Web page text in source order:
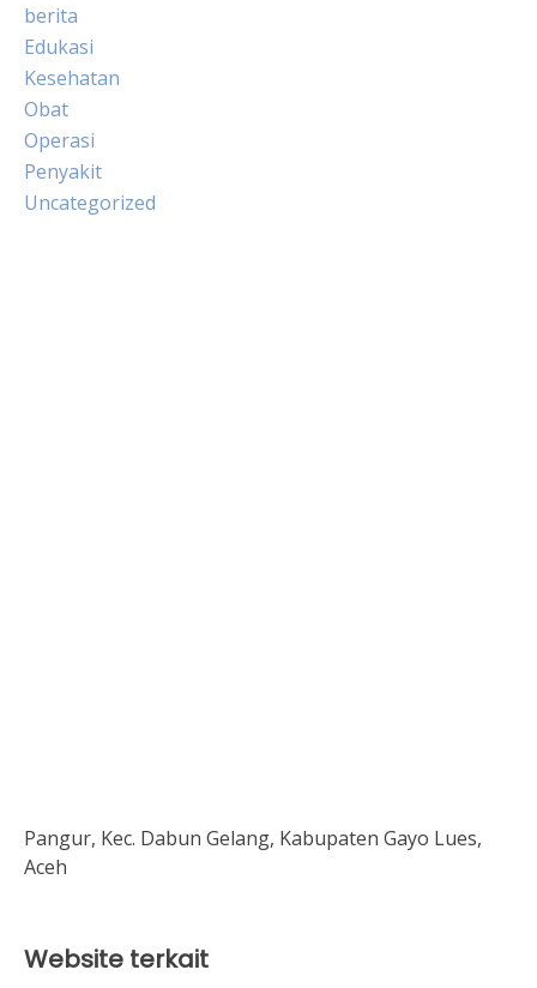
berita
Edukasi
Kesehatan
Obat
Operasi
Penyakit
Uncategorized
Pangur, Kec. Dabun Gelang, Kabupaten Gayo Lues,
Aceh
Website terkait